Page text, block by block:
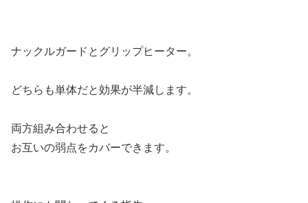
ナックルガードとグリップヒーター。
どちらも単体だと効果が半減します。
両方組み合わせると
お互いの弱点をカバーできます。